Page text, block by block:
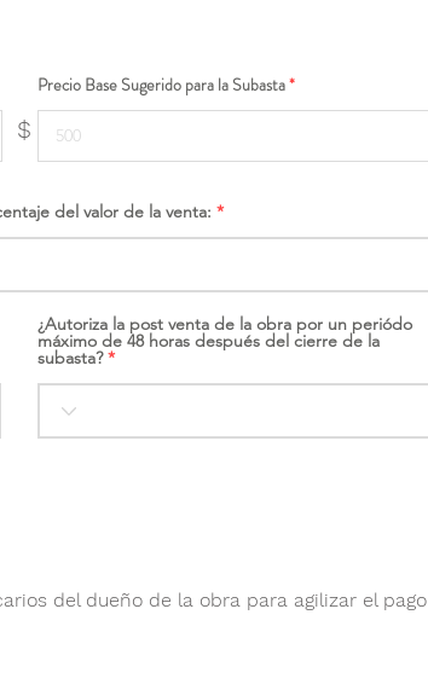
$
Precio Base Sugerido para la Subasta
del valor de la venta:
¿Autoriza la post venta de la obra por un periódo
máximo de 48 horas después del cierre de la
subasta?
del dueño de la obra para agilizar el pago